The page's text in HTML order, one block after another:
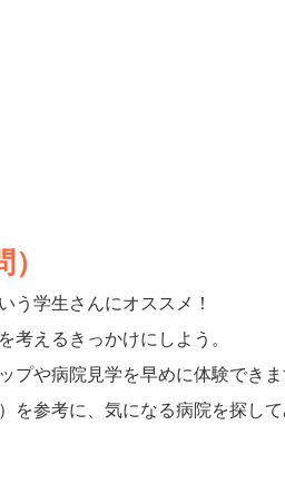
う学生さんにオススメ！
考えるきっかけにしよう。
プや病院見学を早めに体験できま
を参考に、気になる病院を探して